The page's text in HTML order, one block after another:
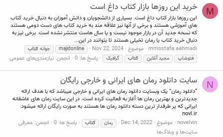
M خرید این روزها بازار کتاب داغ است
این روزها بازار کتاب داغ است. بسیاری از دانشجویان و دانش آموزان به دنبال خرید کتاب
های آموزشی هستند و برخی از آنها نیز علاقه مند به خرید کتاب های دست دومی هستند
که نسخه جدید آن در بازار موجود نیست و یا سال هاست منتشر نشده است. برخی نیز به
دنبال خرید کتاب یا رمان تخیلی هستند تا بتوانند در این...
mmostafa.aahmadi موضوع Nov 22, 2024
majidonline جوانه کتاب
فتوشاپ
مجید آنلاین کتاب گرافیک پاسخ ها: 0 انجمن: نیازمندی‌های عمومی
N سایت دانلود رمان های ایرانی و خارجی رایگان
“دانلود رمان” یک وبسایت دانلود رمان های ایرانی و خارجی میباشد که با هدف ارائه
جدیدترین و بهترین رمان ها آغاز به فعالیت کرده است. در این سایت رمان های عاشقانه
ایرانی که پر طرفدار ترین دسته دانلود رمان ها هستند به صورت رایگان ارائه میشود.
novl.ir
novelvin موضوع Dec 14, 2022 رمان کتاب پاسخ ها: 0 انجمن: معرفی
سایت‌ها و وبلاگ‌ها